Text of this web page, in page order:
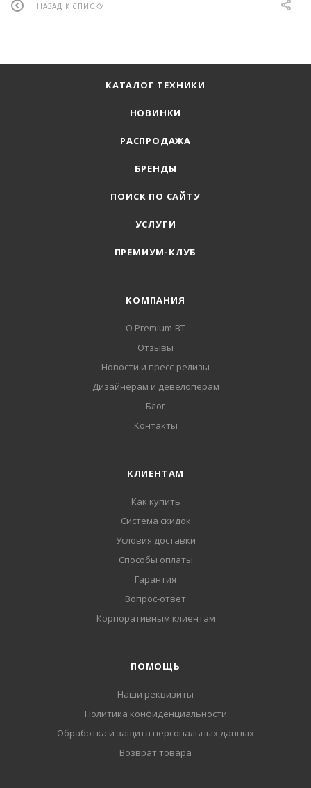
НАЗАД К СПИСКУ
КАТАЛОГ ТЕХНИКИ
НОВИНКИ
РАСПРОДАЖА
БРЕНДЫ
ПОИСК ПО САЙТУ
УСЛУГИ
ПРЕМИУМ-КЛУБ
КОМПАНИЯ
О Premium-BT
Отзывы
Новости и пресс-релизы
Дизайнерам и девелоперам
Блог
Контакты
КЛИЕНТАМ
Как купить
Система скидок
Условия доставки
Способы оплаты
Гарантия
Вопрос-ответ
Корпоративным клиентам
ПОМОЩЬ
Наши реквизиты
Политика конфиденциальности
Обработка и защита персональных данных
Возврат товара